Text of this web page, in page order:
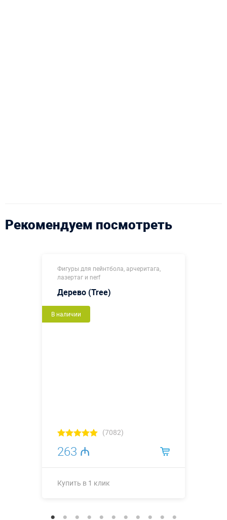
Рекомендуем посмотреть
Фигуры для пейнтбола, арчеритага,
лазертаг и nerf
Дерево (Tree)
В наличии
(7082)
263 ₼
Купить в 1 клик